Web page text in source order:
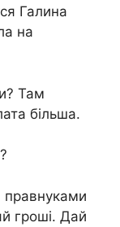
Галина
на
Там
більша.
гроші. Дай